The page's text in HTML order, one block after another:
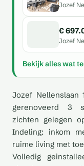
Jozef
€
Jozef
Bekijk alles wat
Jozef Nellenslaan
gerenoveerd 3
zichten gelegen
Indeling: inkom
ruime living met
Volledig